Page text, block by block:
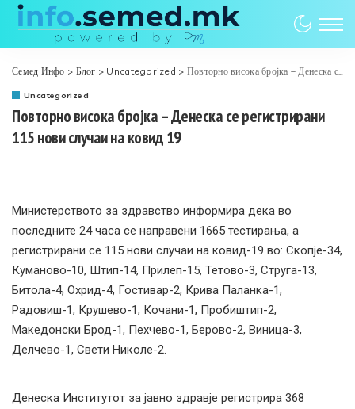
Семед Инфо > Блог > Uncategorized > Повторно висока бројка – Денеска се регистрирани 115 нови случаи на ковид 19
Uncategorized
Повторно висока бројка – Денеска се регистрирани
115 нови случаи на ковид 19
Министерството за здравство информира дека во
последните 24 часа се направени 1665 тестирања, а
регистрирани се 115 нови случаи на ковид-19 во: Скопје-34,
Куманово-10, Штип-14, Прилеп-15, Тетово-3, Струга-13,
Битола-4, Охрид-4, Гостивар-2, Крива Паланка-1,
Радовиш-1, Крушево-1, Кочани-1, Пробиштип-2,
Македонски Брод-1, Пехчево-1, Берово-2, Виница-3,
Делчево-1, Свети Николе-2.
Денеска Институтот за јавно здравје регистрира 368